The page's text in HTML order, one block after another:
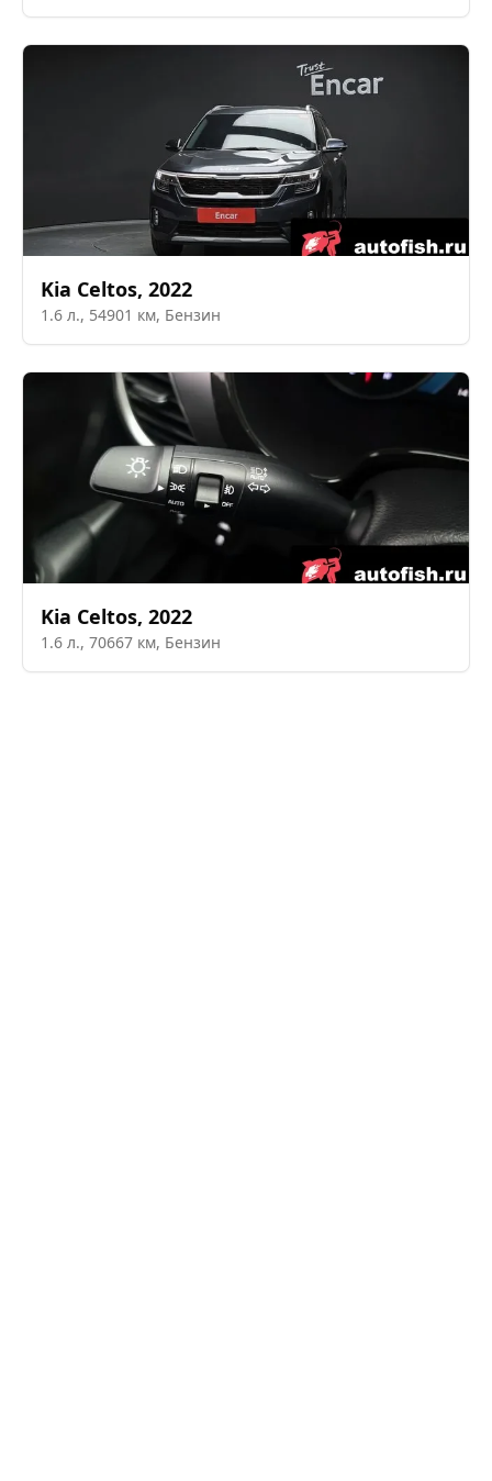
Kia Celtos, 2022
1.6 л., 54901 км, Бензин
Kia Celtos, 2022
1.6 л., 70667 км, Бензин